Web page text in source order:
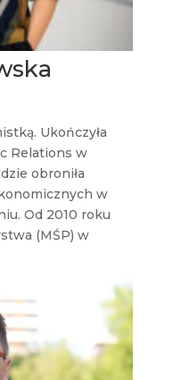
Ukończyła
Relations w
obroniła
w
Od 2010 roku
(MŚP) w